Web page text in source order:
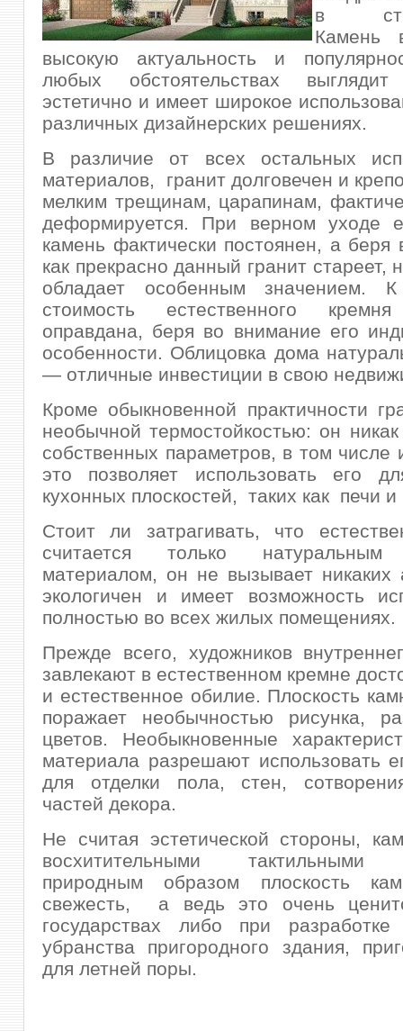
в
Камень
высокую актуальность и
любых обстоятельствах выглядит
эстетично и имеет широкое
различных дизайнерских решениях.
В различие от всех остальных
материалов, гранит долговечен и
мелким трещинам, царапинам,
деформируется. При верном уходе
камень фактически постоянен, а беря
как прекрасно данный гранит стареет,
обладает особенным значением.
стоимость естественного
оправдана, беря во внимание его
особенности. Облицовка дома
— отличные инвестиции в свою
Кроме обыкновенной практичности
необычной термостойкостью: он
собственных параметров, в том
это позволяет использовать его
кухонных плоскостей, таких как печи
Стоит ли затрагивать, что
считается только натуральным
материалом, он не вызывает никаких
экологичен и имеет возможность
полностью во всех жилых помещениях.
Прежде всего, художников
завлекают в естественном кремне
и естественное обилие. Плоскость
поражает необычностью рисунка,
цветов. Необыкновенные
материала разрешают использовать
для отделки пола, стен,
частей декора.
Не считая эстетической стороны,
восхитительными тактильными
природным образом плоскость
свежесть, а ведь это очень
государствах либо при разработке
убранства пригородного здания,
для летней поры.